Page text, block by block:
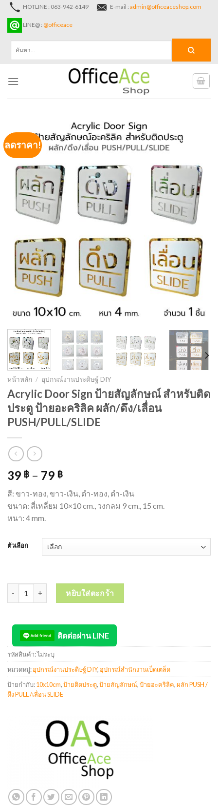
Skip
content
HOTLINE : 063-942-6149 E-mail : admin@officeaceshop.com
LINE@ : @officeace
ลดราคา!
หน้าหลัก / อุปกรณ์งานประดิษฐ์ DIY
Acrylic Door Sign ป้ายสัญลักษณ์ สำหรับติด
ประตู ป้ายอะคริลิค ผลัก/ดึง/เลื่อน
PUSH/PULL/SLIDE
39 ฿ – 79 ฿
สี: ขาว-ทอง, ขาว-เงิน, ดำ-ทอง, ดำ-เงิน
ขนาด: สี่เหลี่ยม 10×10 cm., วงกลม 9 cm., 15 cm.
หนา: 4 mm.
ตัวเลือก
จำนวน Acrylic Door Sign ป้ายสัญลักษณ์ สำหรับติดประตู ป้ายอะคริลิ
หยิบใส่ตะกร้า
ติดต่อผ่าน LINE
รหัสสินค้า:ไม่ระบุ
หมวดหมู่:อุปกรณ์งานประดิษฐ์ DIY, อุปกรณ์สำนักงานเบ็ดเตล็ด
ป้ายกำกับ:10x10cm,ป้ายติดประตู,ป้ายสัญลักษณ์,ป้ายอะคริลิค,ผลัก PUSH /
ดึง PULL /เลื่อน SLIDE